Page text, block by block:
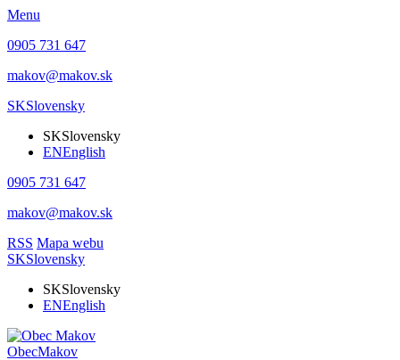
Menu
0905 731 647
makov@makov.sk
SKSlovensky
SKSlovensky
ENEnglish
0905 731 647
makov@makov.sk
RSS Mapa webu
SKSlovensky
SKSlovensky
ENEnglish
ObecMakov